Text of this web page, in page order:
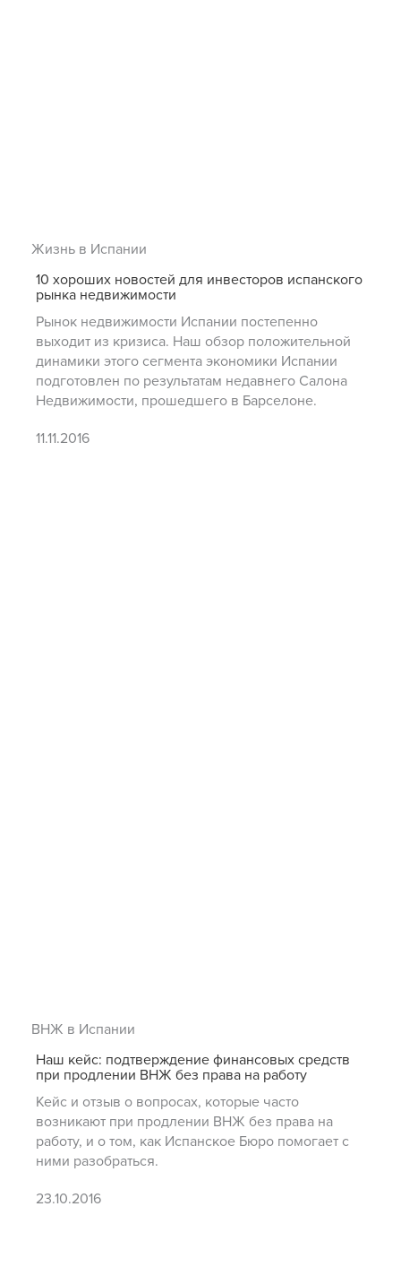
Жизнь в Испании
10 хороших новостей для инвесторов испанского
рынка недвижимости
Рынок недвижимости Испании постепенно
выходит из кризиса. Наш обзор положительной
динамики этого сегмента экономики Испании
подготовлен по результатам недавнего Салона
Недвижимости, прошедшего в Барселоне.
11.11.2016
ВНЖ в Испании
Наш кейс: подтверждение финансовых средств
при продлении ВНЖ без права на работу
Кейс и отзыв о вопросах, которые часто
возникают при продлении ВНЖ без права на
работу, и о том, как Испанское Бюро помогает с
ними разобраться.
23.10.2016